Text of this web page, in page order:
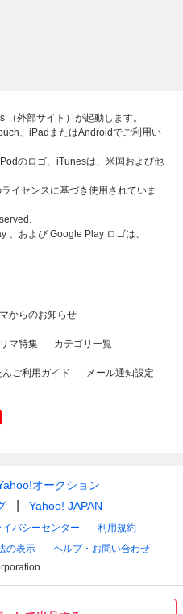
（外部サイト）が起動します。
、iPadまたはAndroidでご利用い
のロゴ、iTunesは、米国および他
イセンスに基づき使用されていま
、および Google Play ロゴは、
からのお知らせ
マ特集 カテゴリ一覧
んご利用ガイド メール通知設定
オークション
Yahoo! JAPAN
イバシーセンター
利用規約
の表示
ヘルプ・お問い合わせ